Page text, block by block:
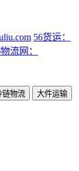
56货运：
流网：
链物流
大件运输